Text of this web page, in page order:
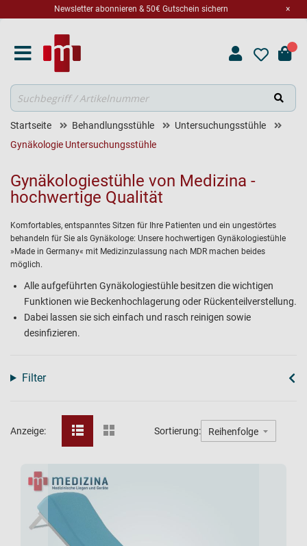
×
Newsletter abonnieren & 50€ Gutschein sichern
Suche
Startseite Behandlungsstühle
Untersuchungsstühle
Gynäkologie Untersuchungsstühle
Gynäkologiestühle von Medizina -
hochwertige Qualität
Komfortables, entspanntes Sitzen für Ihre Patienten und ein ungestörtes
behandeln für Sie als Gynäkologe: Unsere hochwertigen Gynäkologiestühle
»Made in Germany« mit Medizinzulassung nach MDR machen beides
möglich.
Alle aufgeführten Gynäkologiestühle besitzen die wichtigen
Funktionen wie Beckenhochlagerung oder Rückenteilverstellung.
Dabei lassen sie sich einfach und rasch reinigen sowie
desinfizieren.
Filter
Anzeige: Sortierung: